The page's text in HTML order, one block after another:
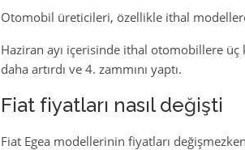
Otomobil üreticileri, özellikle ithal
Haziran ayı içerisinde ithal otomobillere
daha artırdı ve 4. zammını yaptı.
Fiat fiyatları nasıl değişti
Fiat Egea modellerinin fiyatları